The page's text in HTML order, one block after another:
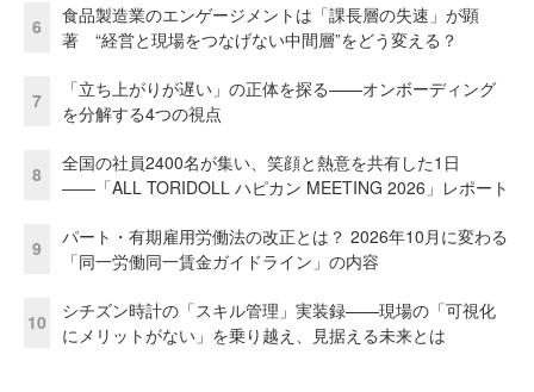
6
食品製造業のエンゲージメントは「課長層の失速」が顕
著 “経営と現場をつなげない中間層”をどう変える？
7
「立ち上がりが遅い」の正体を探る——オンボーディング
を分解する4つの視点
8
全国の社員2400名が集い、笑顔と熱意を共有した1日
――「ALL TORIDOLL ハピカン MEETING 2026」レポート
9
パート・有期雇用労働法の改正とは？ 2026年10月に変わる
「同一労働同一賃金ガイドライン」の内容
10
シチズン時計の「スキル管理」実装録——現場の「可視化
にメリットがない」を乗り越え、見据える未来とは